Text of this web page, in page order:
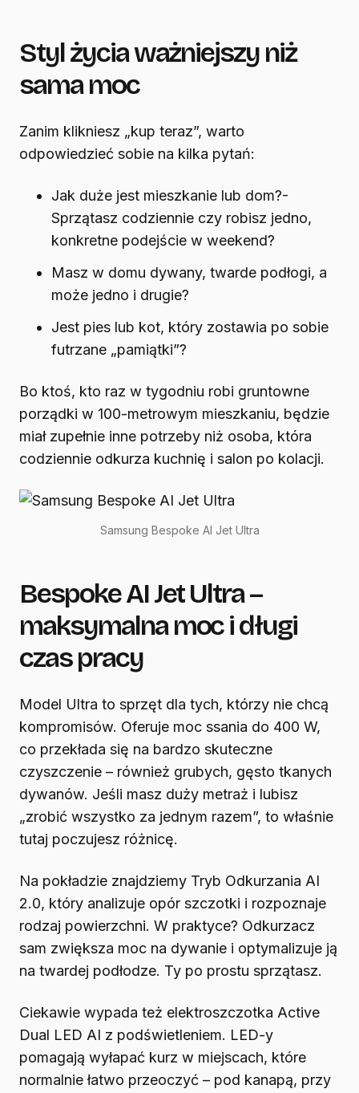
Styl życia ważniejszy niż
sama moc
Zanim klikniesz „kup teraz”, warto
odpowiedzieć sobie na kilka pytań:
Jak duże jest mieszkanie lub dom?-
Sprzątasz codziennie czy robisz jedno,
konkretne podejście w weekend?
Masz w domu dywany, twarde podłogi, a
może jedno i drugie?
Jest pies lub kot, który zostawia po sobie
futrzane „pamiątki”?
Bo ktoś, kto raz w tygodniu robi gruntowne
porządki w 100-metrowym mieszkaniu, będzie
miał zupełnie inne potrzeby niż osoba, która
codziennie odkurza kuchnię i salon po kolacji.
Samsung Bespoke AI Jet Ultra
Bespoke AI Jet Ultra –
maksymalna moc i długi
czas pracy
Model Ultra to sprzęt dla tych, którzy nie chcą
kompromisów. Oferuje moc ssania do 400 W,
co przekłada się na bardzo skuteczne
czyszczenie – również grubych, gęsto tkanych
dywanów. Jeśli masz duży metraż i lubisz
„zrobić wszystko za jednym razem”, to właśnie
tutaj poczujesz różnicę.
Na pokładzie znajdziemy Tryb Odkurzania AI
2.0, który analizuje opór szczotki i rozpoznaje
rodzaj powierzchni. W praktyce? Odkurzacz
sam zwiększa moc na dywanie i optymalizuje ją
na twardej podłodze. Ty po prostu sprzątasz.
Ciekawie wypada też elektroszczotka Active
Dual LED AI z podświetleniem. LED-y
pomagają wyłapać kurz w miejscach, które
normalnie łatwo przeoczyć – pod kanapą, przy